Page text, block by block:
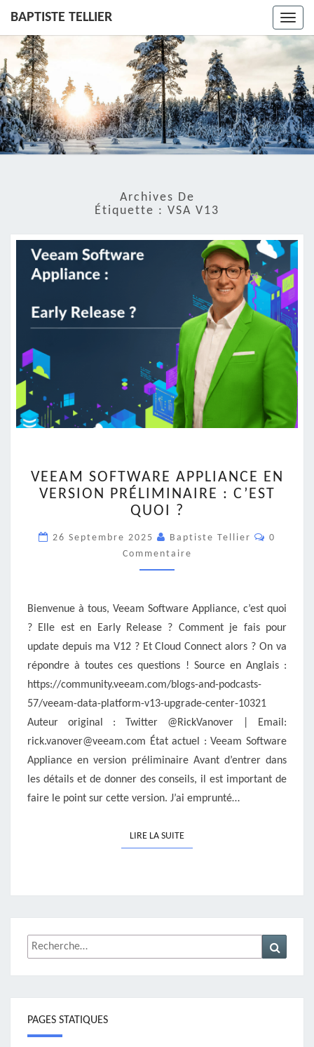
BAPTISTE TELLIER
Archives De
Étiquette : VSA V13
SOFTWARE
APPLIANCE
EN
PRÉLIMINAIRE
:
C’EST
VEEAM SOFTWARE APPLIANCE EN
VERSION PRÉLIMINAIRE : C’EST
QUOI ?
26 Septembre 2025 Baptiste Tellier
0
Commentaire
Bienvenue à tous, Veeam Software Appliance, c’est quoi
? Elle est en Early Release ? Comment je fais pour
update depuis ma V12 ? Et Cloud Connect alors ? On va
répondre à toutes ces questions ! Source en Anglais :
https://community.veeam.com/blogs-and-podcasts-
57/veeam-data-platform-v13-upgrade-center-10321
Auteur original : Twitter @RickVanover | Email:
rick.vanover@veeam.com État actuel : Veeam Software
Appliance en version préliminaire Avant d’entrer dans
les détails et de donner des conseils, il est important de
faire le point sur cette version. J’ai emprunté…
LIRE LA SUITELIRE LA SUITE
Rechercher :
PAGES STATIQUES